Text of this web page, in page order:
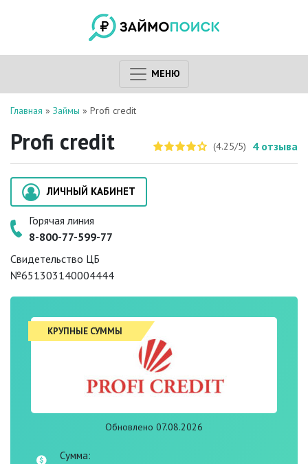
МЕНЮ
Главная » Займы » Profi credit
Profi credit (4.25/5) 4 отзыва
ЛИЧНЫЙ КАБИНЕТ
Горячая линия
8-800-77-599-77
Свидетельство ЦБ
№651303140004444
КРУПНЫЕ СУММЫ
Обновлено 07.08.2026
Сумма: